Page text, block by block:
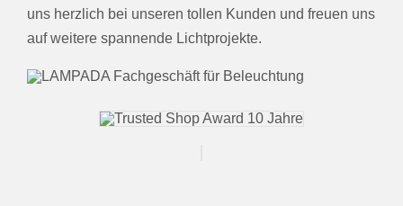
uns herzlich bei unseren tollen Kunden und freuen uns
auf weitere spannende Lichtprojekte.